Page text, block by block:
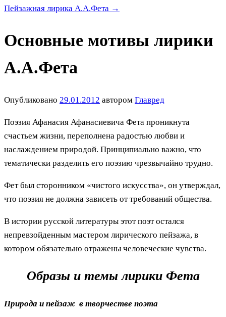
Пейзажная лирика А.А.Фета →
Основные мотивы лирики
А.А.Фета
Опубликовано 29.01.2012 автором Главред
Поэзия Афанасия Афанасиевича Фета проникнута
счастьем жизни, переполнена радостью любви и
наслаждением природой. Принципиально важно, что
тематически разделить его поэзию чрезвычайно трудно.
Фет был сторонником «чистого искусства», он утверждал,
что поэзия не должна зависеть от требований общества.
В истории русской литературы этот поэт остался
непревзойденным мастером лирического пейзажа, в
котором обязательно отражены человеческие чувства.
Образы и темы лирики Фета
Природа и пейзаж в творчестве поэта